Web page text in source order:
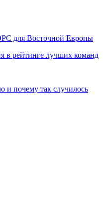
для Восточной Европы
в рейтинге лучших команд
и почему так случилось